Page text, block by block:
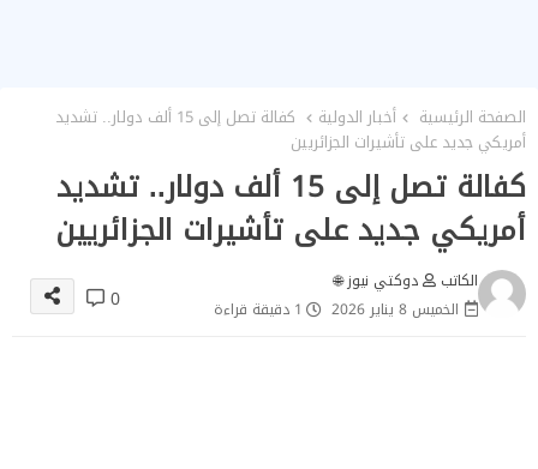
الصفحة الرئيسية أخبار الدولية
كفالة تصل إلى 15 ألف دولار.. تشديد
أمريكي جديد على تأشيرات الجزائريين
كفالة تصل إلى 15 ألف دولار.. تشديد
أمريكي جديد على تأشيرات الجزائريين
الكاتب
دوكتي نيوز 🌐
الخميس 8 يناير 2026
1 دقيقة قراءة 0